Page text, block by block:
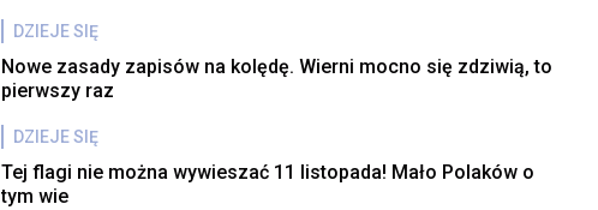
DZIEJE SIĘ
Nowe zasady zapisów na kolędę. Wierni mocno się zdziwią, to
pierwszy raz
DZIEJE SIĘ
Tej flagi nie można wywieszać 11 listopada! Mało Polaków o
tym wie